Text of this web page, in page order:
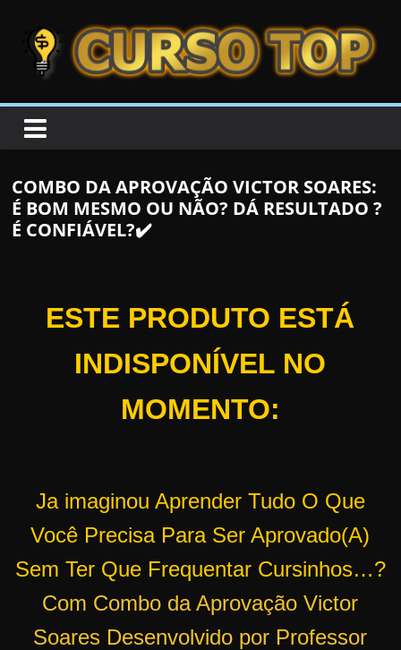
CURSOTOP
s
e
l
W
COMBO DA APROVAÇÃO VICTOR SOARES:
É BOM MESMO OU NÃO? DÁ RESULTADO ?
É CONFIÁVEL?✔️
ESTE PRODUTO ESTÁ
INDISPONÍVEL NO
MOMENTO:
Ja imaginou Aprender Tudo O Que
Você Precisa Para Ser Aprovado(A)
Sem Ter Que Frequentar Cursinhos…?
Com Combo da Aprovação Victor
Soares Desenvolvido por Professor